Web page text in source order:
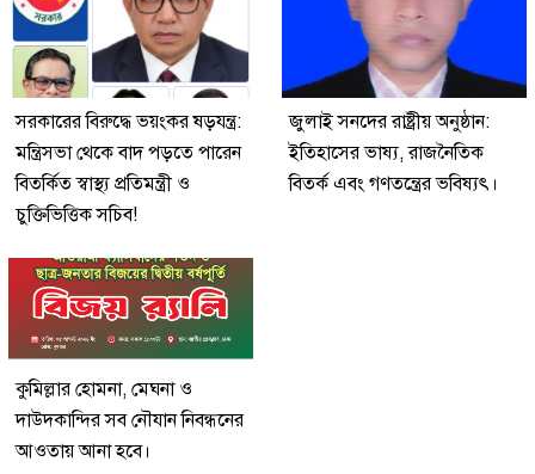
সরকারের বিরুদ্ধে ভয়ংকর ষড়যন্ত্র:
মন্ত্রিসভা থেকে বাদ পড়তে পারেন
বিতর্কিত স্বাস্থ্য প্রতিমন্ত্রী ও
চুক্তিভিত্তিক সচিব!
জুলাই সনদের রাষ্ট্রীয় অনুষ্ঠান:
ইতিহাসের ভাষ্য, রাজনৈতিক
বিতর্ক এবং গণতন্ত্রের ভবিষ্যৎ।
কুমিল্লার হোমনা, মেঘনা ও
দাউদকান্দির সব নৌযান নিবন্ধনের
আওতায় আনা হবে।